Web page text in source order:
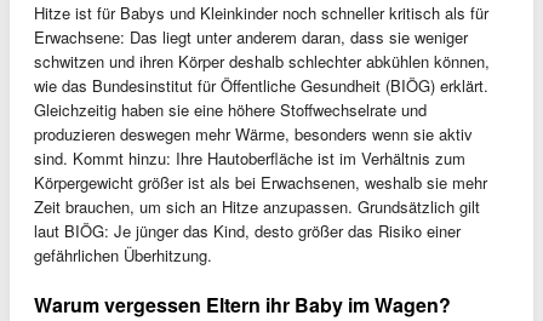
Hitze ist für Babys und Kleinkinder noch schneller kritisch als für
Erwachsene: Das liegt unter anderem daran, dass sie weniger
schwitzen und ihren Körper deshalb schlechter abkühlen können,
wie das Bundesinstitut für Öffentliche Gesundheit (BIÖG) erklärt.
Gleichzeitig haben sie eine höhere Stoffwechselrate und
produzieren deswegen mehr Wärme, besonders wenn sie aktiv
sind. Kommt hinzu: Ihre Hautoberfläche ist im Verhältnis zum
Körpergewicht größer ist als bei Erwachsenen, weshalb sie mehr
Zeit brauchen, um sich an Hitze anzupassen. Grundsätzlich gilt
laut BIÖG: Je jünger das Kind, desto größer das Risiko einer
gefährlichen Überhitzung.
Warum vergessen Eltern ihr Baby im Wagen?